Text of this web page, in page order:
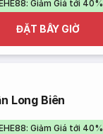
Giảm Giá tới 40%
ĐẶT BÂY GIỜ
Long Biên
Giảm Giá tới 40%